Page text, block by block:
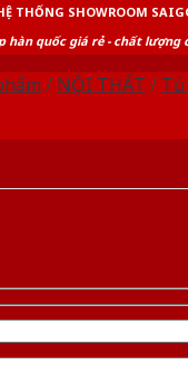
THỐNG SHOWROOM
hàn quốc giá rẻ - chất lượng
/ NỘI THẤT / Tủ